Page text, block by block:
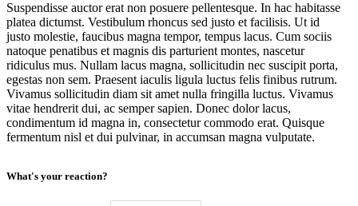
Suspendisse auctor erat non posuere pellentesque. In hac habitasse
platea dictumst. Vestibulum rhoncus sed justo et facilisis. Ut id
justo molestie, faucibus magna tempor, tempus lacus. Cum sociis
natoque penatibus et magnis dis parturient montes, nascetur
ridiculus mus. Nullam lacus magna, sollicitudin nec suscipit porta,
egestas non sem. Praesent iaculis ligula luctus felis finibus rutrum.
Vivamus sollicitudin diam sit amet nulla fringilla luctus. Vivamus
vitae hendrerit dui, ac semper sapien. Donec dolor lacus,
condimentum id magna in, consectetur commodo erat. Quisque
fermentum nisl et dui pulvinar, in accumsan magna vulputate.
What's your reaction?